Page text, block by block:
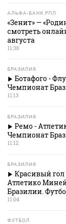
АЛЬФА-БАНК РПЛ
«Зенит» —
смотреть
августа
11:38
БРАЗИЛИЯ
Ботафого -
Чемпионат
11:13
БРАЗИЛИЯ
Ремо -
Чемпионат
11:12
БРАЗИЛИЯ
Красивый гол
Атлетико
Бразилии.
11:04
ФУТБОЛ